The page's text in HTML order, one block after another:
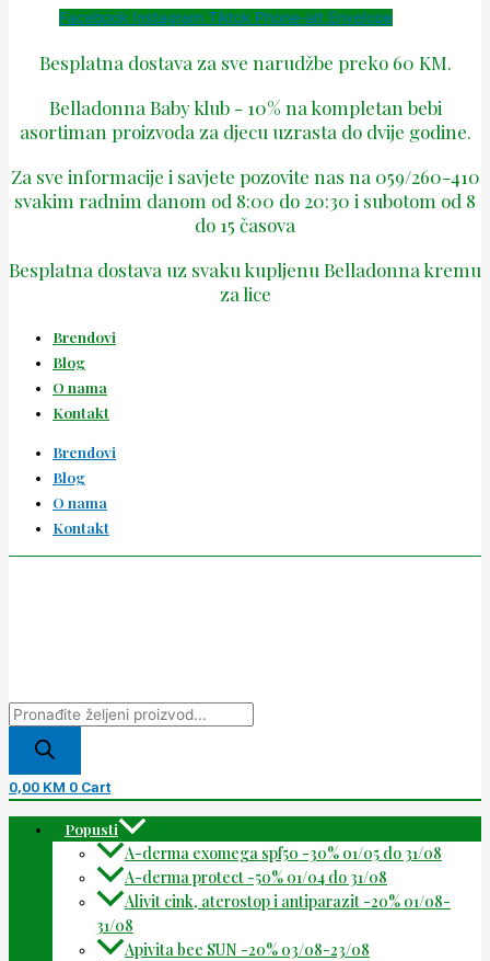
Facebook Instagram Tiktok Phone-alt Envelope
Besplatna dostava za sve narudžbe preko 60 KM.
Belladonna Baby klub - 10% na kompletan bebi
asortiman proizvoda za djecu uzrasta do dvije godine.
Za sve informacije i savjete pozovite nas na 059/260-410
svakim radnim danom od 8:00 do 20:30 i subotom od 8
do 15 časova
Besplatna dostava uz svaku kupljenu Belladonna kremu
za lice
Brendovi
Blog
O nama
Kontakt
Brendovi
Blog
O nama
Kontakt
0,00 KM 0 Cart
Popusti
A-derma exomega spf50 -30% 01/05 do 31/08
A-derma protect -50% 01/04 do 31/08
Alivit cink, aterostop i antiparazit -20% 01/08-
31/08
Apivita bee SUN -20% 03/08-23/08